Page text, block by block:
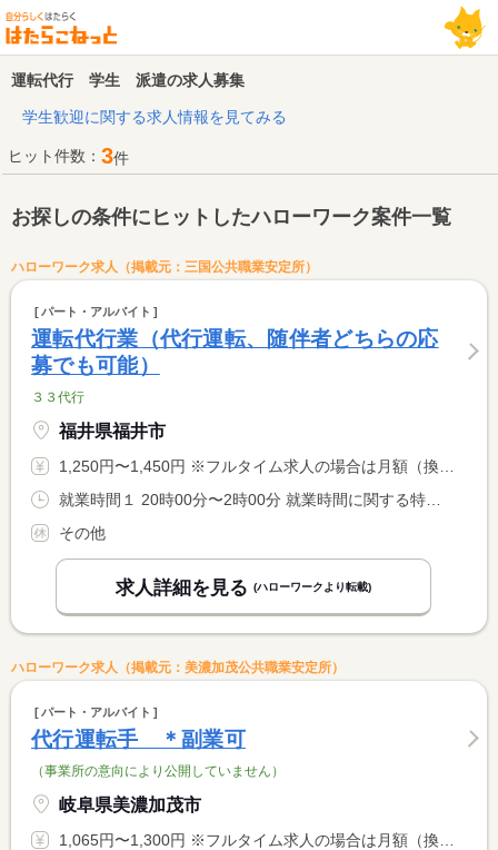
運転代行 学生 派遣の求人募集
学生歓迎に関する求人情報を見てみる
ヒット件数： 3件
お探しの条件にヒットしたハローワーク案件一覧
ハローワーク求人（掲載元：三国公共職業安定所）
パート・アルバイト
運転代行業（代行運転、随伴者どちらの応
募でも可能）
３３代行
福井県福井市
1,250円〜1,450円 ※フルタイム求人の場合は月額（換算額）、パート求人の場合は時間額を表示しています。
その他
求人詳細を見る (ハローワークより転載)
ハローワーク求人（掲載元：美濃加茂公共職業安定所）
パート・アルバイト
代行運転手 ＊副業可
（事業所の意向により公開していません）
岐阜県美濃加茂市
1,065円〜1,300円 ※フルタイム求人の場合は月額（換算額）、パート求人の場合は時間額を表示しています。